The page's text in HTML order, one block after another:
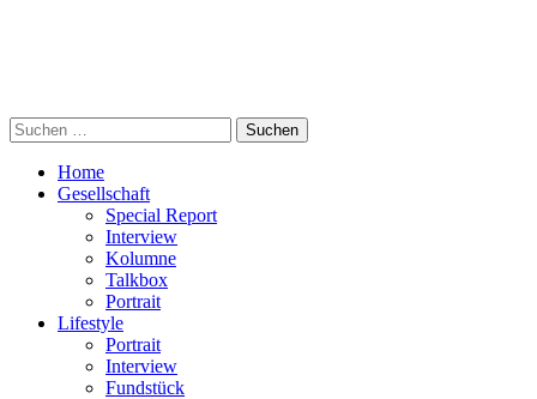
Suchen
nach:
Home
Gesellschaft
Special Report
Interview
Kolumne
Talkbox
Portrait
Lifestyle
Portrait
Interview
Fundstück